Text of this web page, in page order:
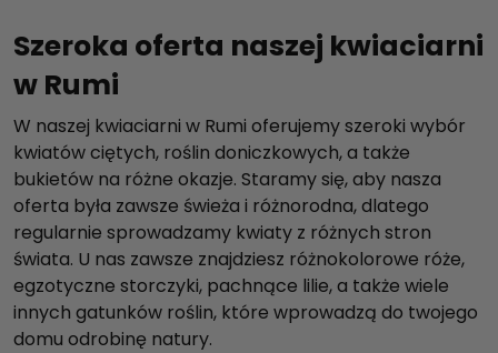
Szeroka oferta naszej kwiaciarni
w Rumi
W naszej kwiaciarni w Rumi oferujemy szeroki wybór
kwiatów ciętych, roślin doniczkowych, a także
bukietów na różne okazje. Staramy się, aby nasza
oferta była zawsze świeża i różnorodna, dlatego
regularnie sprowadzamy kwiaty z różnych stron
świata. U nas zawsze znajdziesz różnokolorowe róże,
egzotyczne storczyki, pachnące lilie, a także wiele
innych gatunków roślin, które wprowadzą do twojego
domu odrobinę natury.